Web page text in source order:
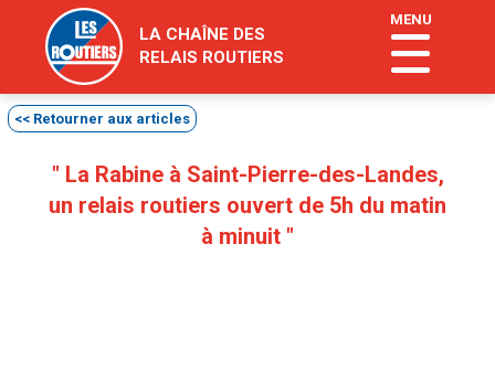
LA CHAÎNE DES
RELAIS ROUTIERS
MENU
<< Retourner aux articles
" La Rabine à Saint-Pierre-des-Landes,
un relais routiers ouvert de 5h du matin
à minuit "